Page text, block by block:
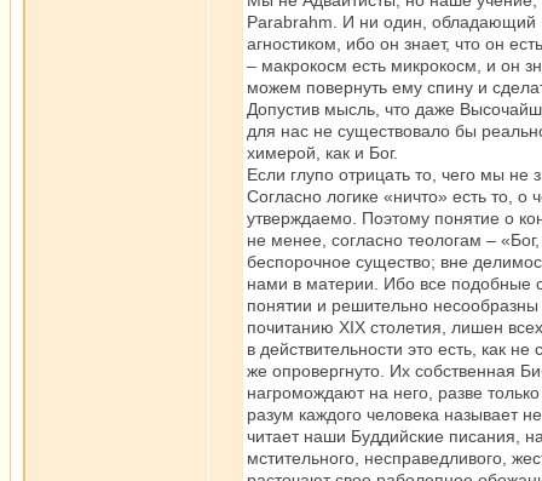
Parabrahm. И ни один, обладающий
агностиком, ибо он знает, что он
– макрокосм есть микрокосм, и он
можем повернуть ему спину и
Допустив мысль, что даже
для нас не существовало бы
химерой, как и Бог.
Если глупо отрицать то, чего мы
Согласно логике «ничто» есть то,
утверждаемо. Поэтому понятие о
не менее, согласно теологам –
беспорочное существо; вне
нами в материи. Ибо все подобные
понятии и решительно
почитанию XIX столетия, лишен
в действительности это есть, как
же опровергнуто. Их собственная
нагромождают на него, разве
разум каждого человека называет
читает наши Буддийские писания,
мстительного, несправедливого,